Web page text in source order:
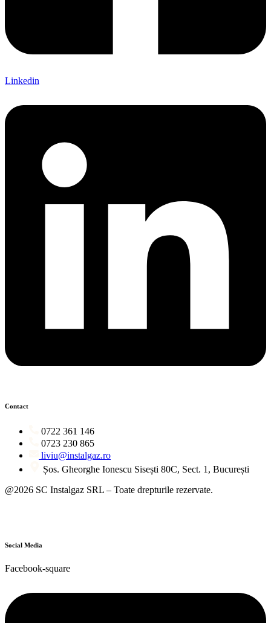
Linkedin
Contact
0722 361 146
0723 230 865
liviu@instalgaz.ro
Șos. Gheorghe Ionescu Sisești 80C, Sect. 1, București
@2026 SC Instalgaz SRL – Toate drepturile rezervate.
Social Media
Facebook-square